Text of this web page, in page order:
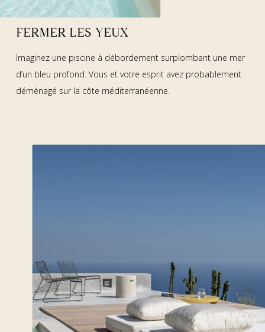
FERMER LES YEUX
Imaginez une piscine à débordement surplombant une mer
d’un bleu profond. Vous et votre esprit avez probablement
déménagé sur la côte méditerranéenne.